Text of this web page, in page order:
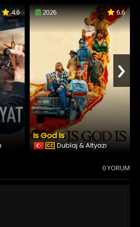
4.6 2026 6.6
Is God Is
Dublaj & Altyazı
›
0 YORUM